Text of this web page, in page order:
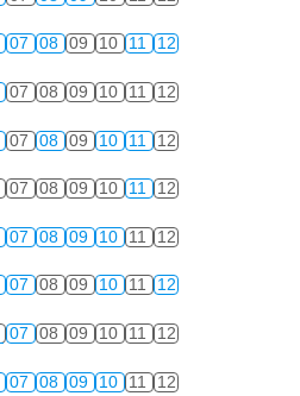
07 08 09 10 11 12
07 08 09 10 11 12
07 08 09 10 11 12
07 08 09 10 11 12
07 08 09 10 11 12
07 08 09 10 11 12
07 08 09 10 11 12
07 08 09 10 11 12